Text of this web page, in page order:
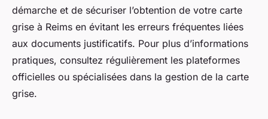
démarche et de sécuriser l’obtention de votre carte
grise à Reims en évitant les erreurs fréquentes liées
aux documents justificatifs. Pour plus d’informations
pratiques, consultez régulièrement les plateformes
officielles ou spécialisées dans la gestion de la carte
grise.